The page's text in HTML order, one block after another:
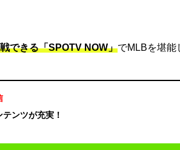
できる「SPOTV NOW」でMLBを堪能
ンツが充実！